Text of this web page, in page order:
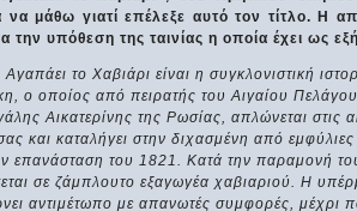
να μάθω γιατί επέλεξε αυτό τον τίτλο. Η
την υπόθεση της ταινίας η οποία έχει ως
το Χαβιάρι είναι η συγκλονιστική
ο οποίος από πειρατής του Αιγαίου
Αικατερίνης της Ρωσίας, απλώνεται στις
και καταλήγει στην διχασμένη από
επανάσταση του 1821. Κατά την παραμονή
σε ζάμπλουτο εξαγωγέα χαβιαριού. Η
αντιμέτωπο με απανωτές συμφορές, μέχρι